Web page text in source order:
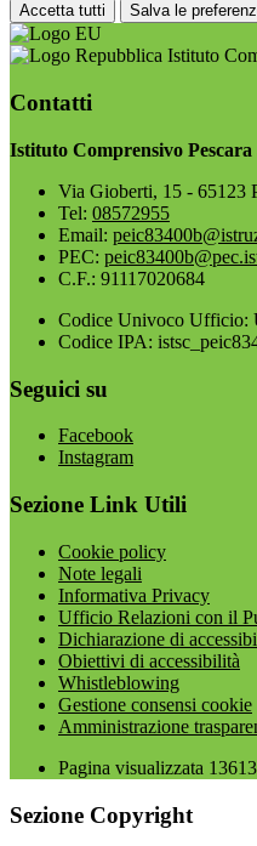
Accetta tutti Salva le
Istituto
Contatti
Istituto Comprensivo Pescara
Via Gioberti, 15 - 65123
Tel: 08572955
Email:
PEC:
C.F.: 91117020684
Codice Univoco Ufficio:
Codice IPA:
Seguici su
Facebook
Instagram
Sezione Link Utili
Cookie policy
Note legali
Informativa Privacy
Ufficio Relazioni con il
Dichiarazione di
Obiettivi di accessibilità
Whistleblowing
Gestione consensi cookie
Amministrazione
Pagina visualizzata 13613
Sezione Copyright